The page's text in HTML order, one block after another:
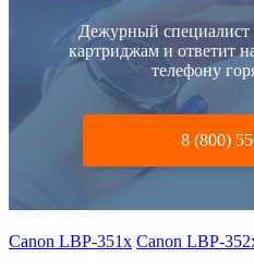
Дежурный специалист
картриджам и ответит
телефону
8 (800)
Canon LBP-351x Canon LBP-